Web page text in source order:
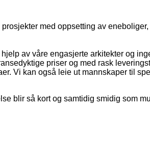
med oppsetting av
av våre engasjerte arkitekter og
priser og med rask
Vi kan også leie ut mannskaper til
blir så kort og samtidig smidig som